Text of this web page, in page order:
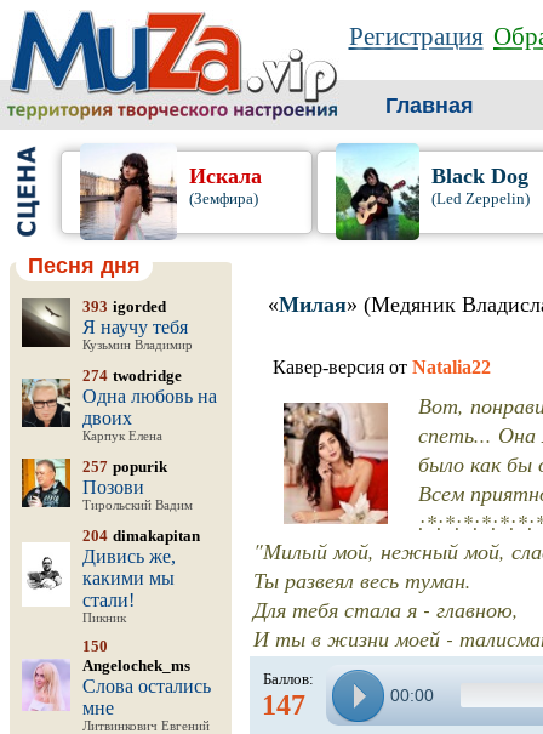
Регистрация
Главная
Искала
(Земфира)
Black Dog
(Led Zeppelin)
Песня дня
393 igorded
Я научу тебя
Кузьмин Владимир
274 twodridge
Одна любовь на
двоих
Карпук Елена
257 popurik
Позови
Тирольский Вадим
204 dimakapitan
Дивись же,
какими мы
стали!
Пикник
150
Angelochek_ms
Слова остались
мне
Литвинкович Евгений
«Милая» (Медяник
Кавер-версия от Natalia22
Вот,
спеть... Она
было как бы
Всем
"Милый мой, нежный мой,
Ты развеял весь туман.
Для тебя стала я - главною,
И ты в жизни моей -
Баллов:
147 00:00